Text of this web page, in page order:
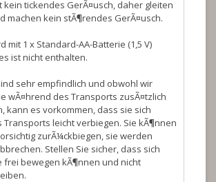
kein tickendes GerÃ¤usch, daher gleiten
machen kein stÃ¶rendes GerÃ¤usch.
mit 1 x Standard-AA-Batterie (1,5 V)
ist nicht enthalten.
sehr empfindlich und obwohl wir
wÃ¤hrend des Transports zusÃ¤tzlich
kann es vorkommen, dass sie sich
Transports leicht verbiegen. Sie kÃ¶nnen
zurÃ¼ckbiegen, sie werden
Stellen Sie sicher, dass sich
frei bewegen kÃ¶nnen und nicht